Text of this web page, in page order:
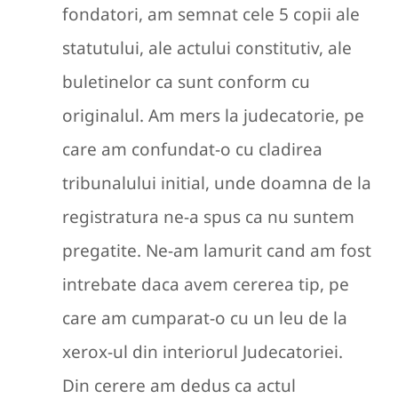
fondatori, am semnat cele 5 copii ale
statutului, ale actului constitutiv, ale
buletinelor ca sunt conform cu
originalul. Am mers la judecatorie, pe
care am confundat-o cu cladirea
tribunalului initial, unde doamna de la
registratura ne-a spus ca nu suntem
pregatite. Ne-am lamurit cand am fost
intrebate daca avem cererea tip, pe
care am cumparat-o cu un leu de la
xerox-ul din interiorul Judecatoriei.
Din cerere am dedus ca actul